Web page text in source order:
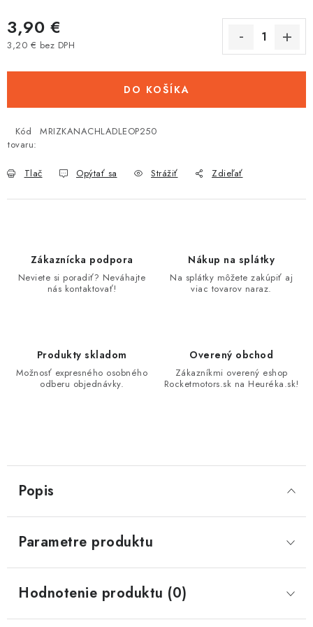
Tabuľky veľkostí odevov, prilieb a obuvi rôznych značiek
3,90 €
3,20 € bez DPH
DO KOŠÍKA
Kód
tovaru:
MRIZKANACHLADLEOP250
Tlač Opýtať sa Strážiť Zdieľať
Zákaznícka podpora
Neviete si poradiť? Neváhajte
nás kontaktovať!
Nákup na splátky
Na splátky môžete zakúpiť aj
viac tovarov naraz.
Produkty skladom
Možnosť expresného osobného
odberu objednávky.
Overený obchod
Zákazníkmi overený eshop
Rocketmotors.sk na Heuréka.sk!
Popis
Parametre produktu
Hodnotenie produktu (0)